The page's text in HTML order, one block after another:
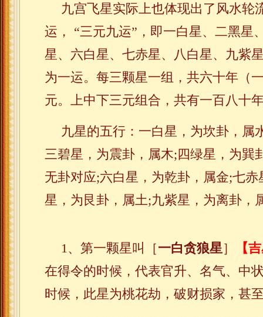
九宫飞星实际上也体现出了风水轮
运， “三元九运”，即一白星、二黑星
星、六白星、七赤星、八白星、九紫
为一运。每三颗星一组，共六十年（
元。上中下三元组合，共有一百八十
九星的五行：一白星，为坎卦，属
三碧星，为震卦，属木;四绿星，为巽
无卦对应;六白星，为乾卦，属金;七
星，为艮卦，属土;九紫星，为离卦，
1、第一颗星叫［一白贪狼星］
【
在得令的时候，代表官升、名气、中
时候，此星为桃花劫，破财损家，甚